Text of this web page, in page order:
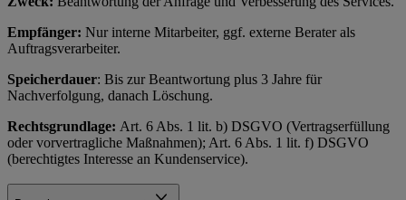
Empfänger: Nur interne Mitarbeiter, ggf. externe Berater als
Auftragsverarbeiter.
Speicherdauer: Bis zur Beantwortung plus 3 Jahre für
Nachverfolgung, danach Löschung.
Rechtsgrundlage: Art. 6 Abs. 1 lit. b) DSGVO (Vertragserfüllung
oder vorvertragliche Maßnahmen); Art. 6 Abs. 1 lit. f) DSGVO
(berechtigtes Interesse an Kundenservice).